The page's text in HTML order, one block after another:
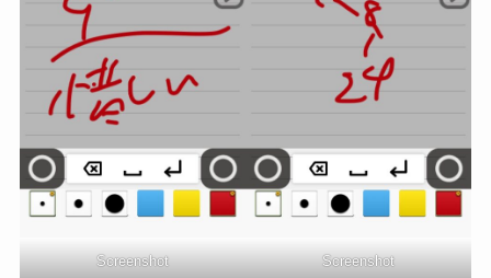
Screenshot Screenshot